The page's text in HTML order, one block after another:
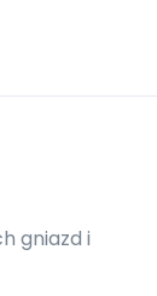
gniazd i